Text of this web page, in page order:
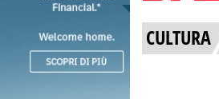
CULTURA